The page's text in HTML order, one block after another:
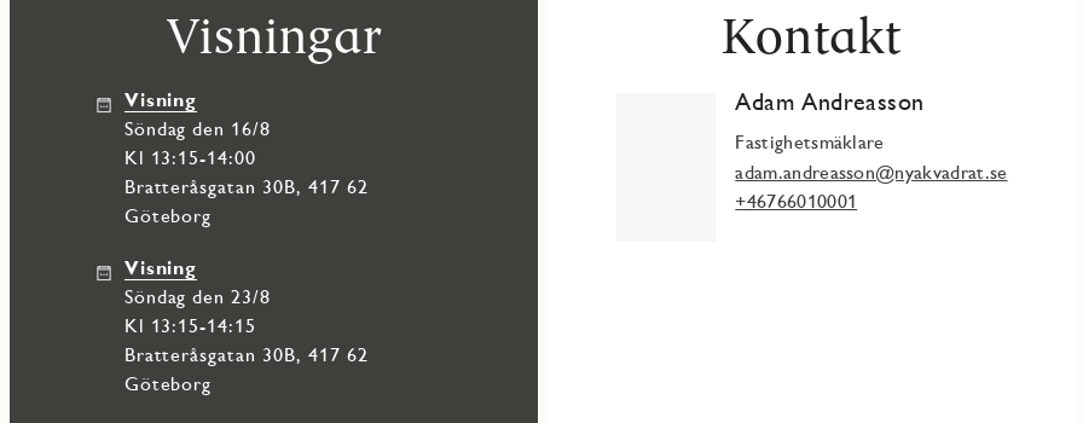
Visningar
Visning
söndag den 16/8
Kl 13:15-14:00
Bratteråsgatan 30B, 417 62
Göteborg
Visning
söndag den 23/8
Kl 13:15-14:15
Bratteråsgatan 30B, 417 62
Göteborg
Kontakt
Adam Andreasson
Fastighetsmäklare
adam.andreasson@nyakvadrat.se
+46766010001